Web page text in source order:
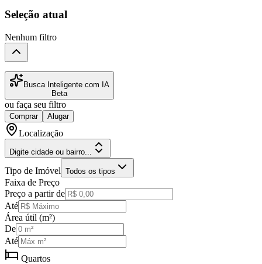
Seleção atual
Nenhum filtro
Busca Inteligente com IA
Beta
ou faça seu filtro
Comprar Alugar
Localização
Digite cidade ou bairro...
Tipo de Imóvel Todos os tipos
Faixa de Preço
Preço a partir de
Até
Área útil (m²)
De
Até
Quartos